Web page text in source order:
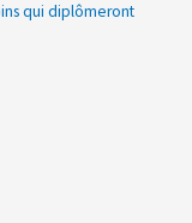
qui diplômeront